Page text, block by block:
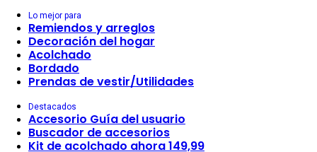
Lo mejor para
Remiendos y arreglos
Decoración del hogar
Acolchado
Bordado
Prendas de vestir/Utilidades
Destacados
Accesorio Guía del usuario
Buscador de accesorios
Kit de acolchado ahora 149,99